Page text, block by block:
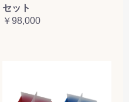
セット
￥98,000